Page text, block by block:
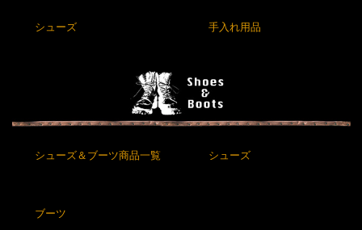
シューズ 手入れ用品
シューズ＆ブーツ商品一覧 シューズ
ブーツ